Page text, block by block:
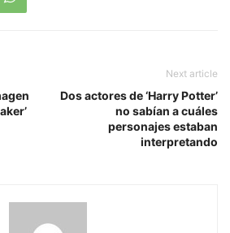
Next article
Dos actores de ‘Harry Potter’
no sabían a cuáles
personajes estaban
interpretando